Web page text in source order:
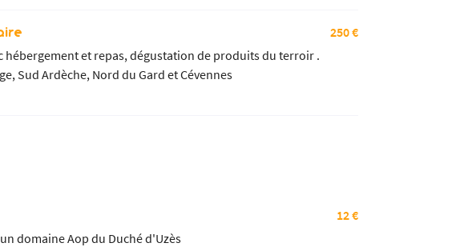
250 €
hébergement et repas, dégustation de produits du terroir .
Sud Ardèche, Nord du Gard et Cévennes
12 €
domaine Aop du Duché d'Uzès